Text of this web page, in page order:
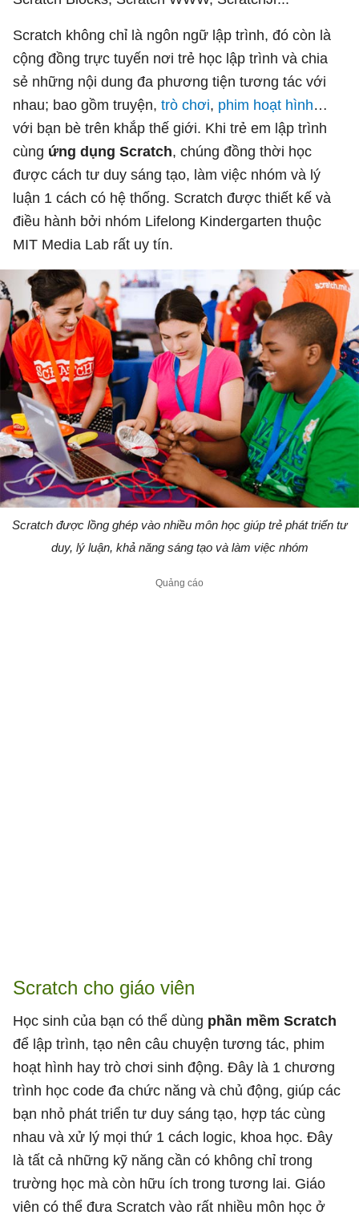
Scratch không chỉ là ngôn ngữ lập trình, đó còn là
cộng đồng trực tuyến nơi trẻ học lập trình và chia
sẻ những nội dung đa phương tiện tương tác với
nhau; bao gồm truyện, trò chơi, phim hoạt hình…
với bạn bè trên khắp thế giới. Khi trẻ em lập trình
cùng ứng dụng Scratch, chúng đồng thời học
được cách tư duy sáng tạo, làm việc nhóm và lý
luận 1 cách có hệ thống. Scratch được thiết kế và
điều hành bởi nhóm Lifelong Kindergarten thuộc
MIT Media Lab rất uy tín.
Scratch được lồng ghép vào nhiều môn học giúp trẻ phát triển tư
duy, lý luận, khả năng sáng tạo và làm việc nhóm
Scratch cho giáo viên
Học sinh của bạn có thể dùng phần mềm Scratch
để lập trình, tạo nên câu chuyện tương tác, phim
hoạt hình hay trò chơi sinh động. Đây là 1 chương
trình học code đa chức năng và chủ động, giúp các
bạn nhỏ phát triển tư duy sáng tạo, hợp tác cùng
nhau và xử lý mọi thứ 1 cách logic, khoa học. Đây
là tất cả những kỹ năng cần có không chỉ trong
trường học mà còn hữu ích trong tương lai. Giáo
viên có thể đưa Scratch vào rất nhiều môn học ở